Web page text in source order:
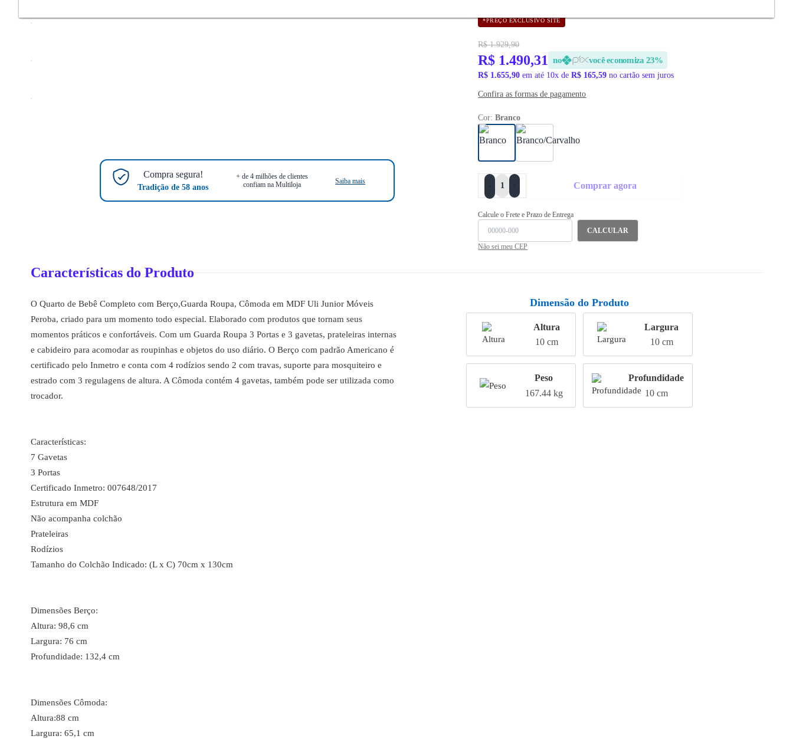
Compra segura!
Tradição de 58 anos
+ de 4 milhões de clientes
confiam na Multiloja
Saiba mais
*PREÇO EXCLUSIVO SITE
R$ 1.929,90
R$ 1.490,31 no você economiza 23%
R$ 1.655,90 em até 10x deR$ 165,59 no cartão sem juros
Confira as formas de pagamento
Cor:Branco
Comprar agora
Calcule o Frete e Prazo de Entrega
CALCULAR
Não sei meu CEP
Características do Produto
O Quarto de Bebê Completo com Berço,Guarda Roupa, Cômoda em MDF Uli Junior Móveis
Peroba, criado para um momento todo especial. Elaborado com produtos que tornam seus
momentos práticos e confortáveis. Com um Guarda Roupa 3 Portas e 3 gavetas, prateleiras internas
e cabideiro para acomodar as roupinhas e objetos do uso diário. O Berço com padrão Americano é
certificado pelo Inmetro e conta com 4 rodízios sendo 2 com travas, suporte para mosquiteiro e
estrado com 3 regulagens de altura. A Cômoda contém 4 gavetas, também pode ser utilizada como
trocador.
Características:
7 Gavetas
3 Portas
Certificado Inmetro: 007648/2017
Estrutura em MDF
Não acompanha colchão
Prateleiras
Rodízios
Tamanho do Colchão Indicado: (L x C) 70cm x 130cm
Dimensões Berço:
Altura: 98,6 cm
Largura: 76 cm
Profundidade: 132,4 cm
Dimensões Cômoda:
Altura:88 cm
Largura: 65,1 cm
Dimensão do Produto
Altura
10 cm
Largura
10 cm
Peso
167.44 kg
Profundidade
10 cm